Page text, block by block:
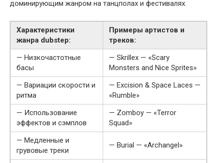
доминирующим жанром на танцполах и фестивалях.
Характеристики
жанра dubstep:
Примеры артистов и
треков:
— Низкочастотные
басы
— Skrillex — «Scary
Monsters and Nice Sprites»
— Вариации скорости и
ритма
— Excision & Space Laces —
«Rumble»
— Использование
эффектов и сэмплов
— Zomboy — «Terror
Squad»
— Медленные и
грувовые треки
— Burial — «Archangel»